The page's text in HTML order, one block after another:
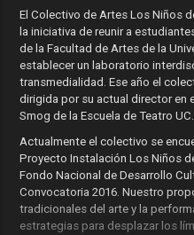
El Colectivo de Artes Los Niños
la iniciativa de reunir a
de la Facultad de Artes de la
establecer un laboratorio
transmedialidad. Ese año el
dirigida por su actual director en
Smog de la Escuela de Teatro UC.
Actualmente el colectivo se
Proyecto Instalación Los Niños
Fondo Nacional de Desarrollo
Convocatoria 2016. Nuestro
tradicionales del arte y la
estrategias para desplazar los